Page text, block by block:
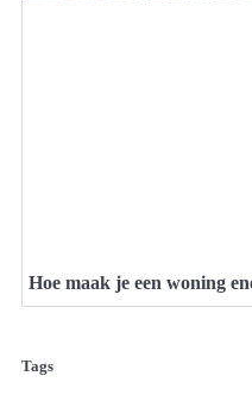
Hoe maak je een woning
Tags